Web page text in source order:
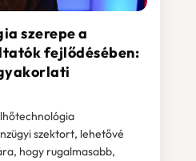
szerepe a
fejlődésében:
szektort, lehetővé
hogy rugalmasabb,